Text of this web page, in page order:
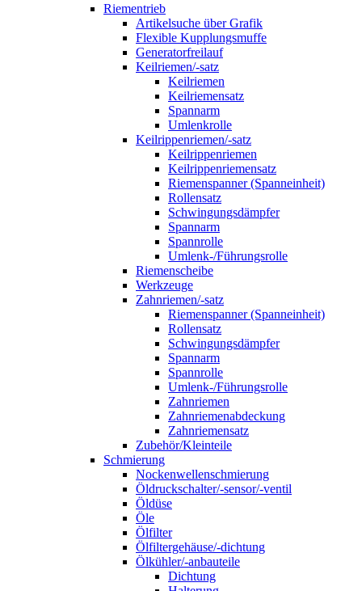
Riementrieb
Artikelsuche über Grafik
Flexible Kupplungsmuffe
Generatorfreilauf
Keilriemen/-satz
Keilriemen
Keilriemensatz
Spannarm
Umlenkrolle
Keilrippenriemen/-satz
Keilrippenriemen
Keilrippenriemensatz
Riemenspanner (Spanneinheit)
Rollensatz
Schwingungsdämpfer
Spannarm
Spannrolle
Umlenk-/Führungsrolle
Riemenscheibe
Werkzeuge
Zahnriemen/-satz
Riemenspanner (Spanneinheit)
Rollensatz
Schwingungsdämpfer
Spannarm
Spannrolle
Umlenk-/Führungsrolle
Zahnriemen
Zahnriemenabdeckung
Zahnriemensatz
Zubehör/Kleinteile
Schmierung
Nockenwellenschmierung
Öldruckschalter/-sensor/-ventil
Öldüse
Öle
Ölfilter
Ölfiltergehäuse/-dichtung
Ölkühler/-anbauteile
Dichtung